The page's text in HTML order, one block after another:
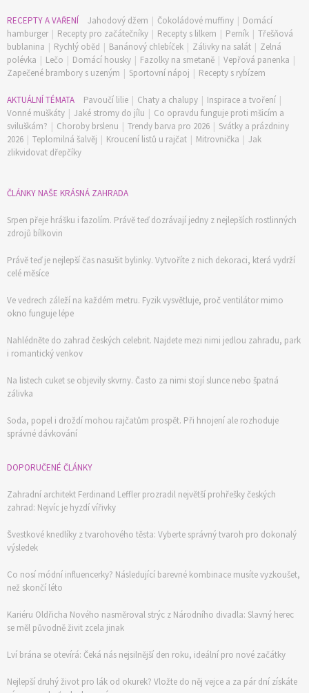
RECEPTY A VAŘENÍ Jahodový džem | Čokoládové muffiny | Domácí
hamburger | Recepty pro začátečníky | Recepty s lilkem | Perník | Třešňová
bublanina | Rychlý oběd | Banánový chlebíček | Zálivky na salát | Zelná
polévka | Lečo | Domácí housky | Fazolky na smetaně | Vepřová panenka |
Zapečené brambory s uzeným | Sportovní nápoj | Recepty s rybízem
AKTUÁLNÍ TÉMATA Pavoučí lilie | Chaty a chalupy | Inspirace a tvoření |
Vonné muškáty | Jaké stromy do jílu | Co opravdu funguje proti mšicím a
sviluškám? | Choroby brslenu | Trendy barva pro 2026 | Svátky a prázdniny
2026 | Teplomilná šalvěj | Kroucení listů u rajčat | Mitrovnička | Jak
zlikvidovat dřepčíky
ČLÁNKY NAŠE KRÁSNÁ ZAHRADA
Srpen přeje hrášku i fazolím. Právě teď dozrávají jedny z nejlepších rostlinných
zdrojů bílkovin
Právě teď je nejlepší čas nasušit bylinky. Vytvoříte z nich dekoraci, která vydrží
celé měsíce
Ve vedrech záleží na každém metru. Fyzik vysvětluje, proč ventilátor mimo
okno funguje lépe
Nahlédněte do zahrad českých celebrit. Najdete mezi nimi jedlou zahradu, park
i romantický venkov
Na listech cuket se objevily skvrny. Často za nimi stojí slunce nebo špatná
zálivka
Soda, popel i droždí mohou rajčatům prospět. Při hnojení ale rozhoduje
správné dávkování
DOPORUČENÉ ČLÁNKY
Zahradní architekt Ferdinand Leffler prozradil největší prohřešky českých
zahrad: Nejvíc je hyzdí vířivky
Švestkové knedlíky z tvarohového těsta: Vyberte správný tvaroh pro dokonalý
výsledek
Co nosí módní influencerky? Následující barevné kombinace musíte vyzkoušet,
než skončí léto
Kariéru Oldřicha Nového nasměroval strýc z Národního divadla: Slavný herec
se měl původně živit zcela jinak
Lví brána se otevírá: Čeká nás nejsilnější den roku, ideální pro nové začátky
Nejlepší druhý život pro lák od okurek? Vložte do něj vejce a za pár dní získáte